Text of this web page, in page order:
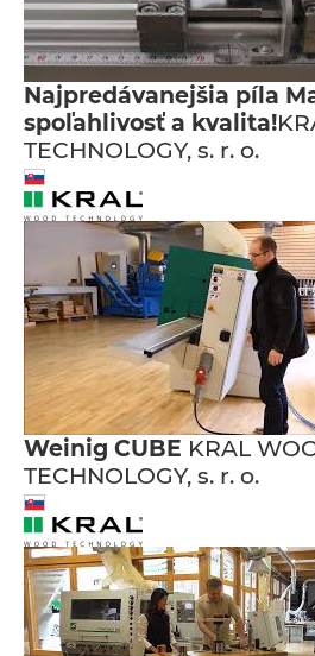
Najpredávanejšia píla
spoľahlivosť a kvalita!
TECHNOLOGY, s. r. o.
Weinig CUBE KRAL
TECHNOLOGY, s. r. o.